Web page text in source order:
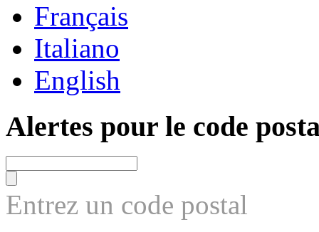
Français
Italiano
English
Alertes pour le code
Entrez un code postal